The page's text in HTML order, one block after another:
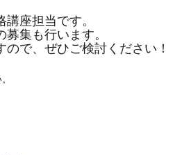
座担当です。
集も行います。
で、ぜひご検討ください！